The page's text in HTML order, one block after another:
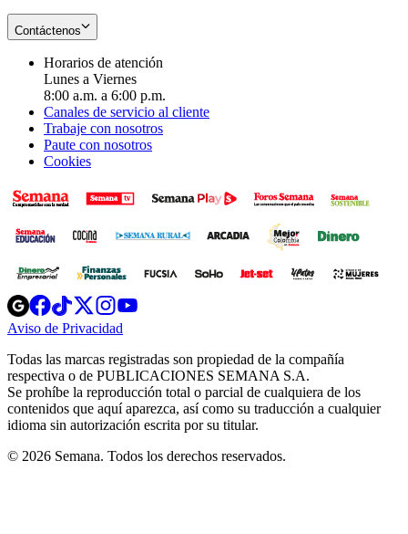
Contáctenos
Horarios de atención
Lunes a Viernes
8:00 a.m. a 6:00 p.m.
Canales de servicio al cliente
Trabaje con nosotros
Paute con nosotros
Cookies
Opens
in
new
Opens
in
new
Opens
in
new
window
Opens
new
windowwindow
Aviso de Privacidad
new
window
Todas las marcas registradas son propiedad de la compañía
respectiva o de PUBLICACIONES SEMANA S.A.
Se prohíbe la reproducción total o parcial de cualquiera de los
contenidos que aquí aparezca, así como su traducción a cualquier
idioma sin autorización escrita por su titular.
© 2026 Semana. Todos los derechos reservados.